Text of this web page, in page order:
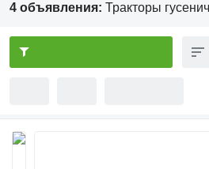
4 объявления: Тракторы